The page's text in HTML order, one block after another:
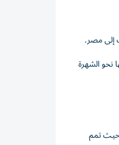
الشهرة
حيث تمم